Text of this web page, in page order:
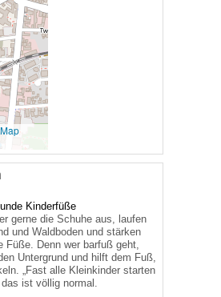
Kinderfüße
gerne die Schuhe aus, laufen
und Waldboden und stärken
Füße. Denn wer barfuß geht,
Untergrund und hilft dem Fuß,
„Fast alle Kleinkinder starten
ist völlig normal.